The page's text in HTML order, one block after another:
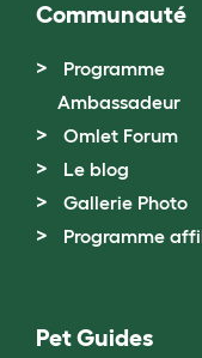
Communauté
Programme
Ambassadeur
Omlet Forum
Le blog
Gallerie Photo
Programme
Pet Guides